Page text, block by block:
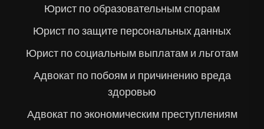
Юрист по образовательным спорам
Юрист по защите персональных данных
Юрист по социальным выплатам и льготам
Адвокат по побоям и причинению вреда
здоровью
Адвокат по экономическим преступлениям